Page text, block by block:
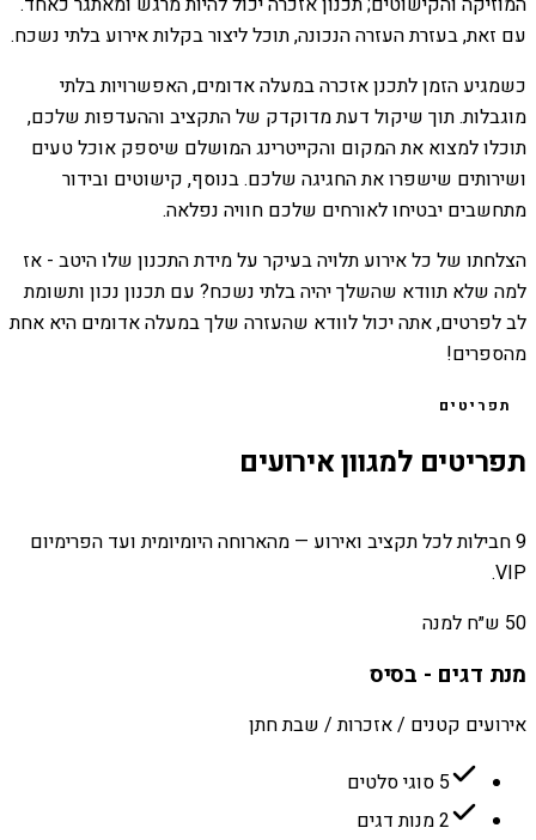
עם זאת, בעזרת העזרה הנכונה, תוכל ליצור בקלות אירוע בלתי נשכח.
כשמגיע הזמן לתכנן אזכרה במעלה אדומים, האפשרויות בלתי
מוגבלות. תוך שיקול דעת מדוקדק של התקציב וההעדפות שלכם,
תוכלו למצוא את המקום והקייטרינג המושלם שיספק אוכל טעים
ושירותים שישפרו את החגיגה שלכם. בנוסף, קישוטים ובידור
מתחשבים יבטיחו לאורחים שלכם חוויה נפלאה.
הצלחתו של כל אירוע תלויה בעיקר על מידת התכנון שלו היטב - אז
למה שלא תוודא שהשלך יהיה בלתי נשכח? עם תכנון נכון ותשומת
לב לפרטים, אתה יכול לוודא שהעזרה שלך במעלה אדומים היא אחת
מהספרים!
תפריטים
תפריטים למגוון אירועים
9 חבילות לכל תקציב ואירוע — מהארוחה היומיומית ועד הפרימיום
VIP.
50 ש״ח למנה
מנת דגים - בסיס
אירועים קטנים / אזכרות / שבת חתן
5 סוגי סלטים
2 מנות דגים